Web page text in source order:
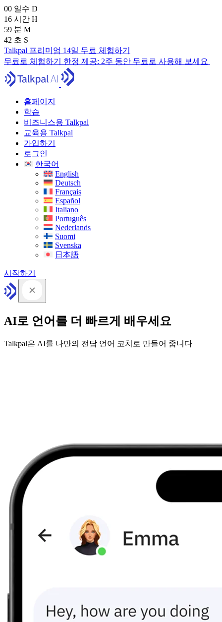
00 일수 D
16 시간 H
59 분 M
41 초 S
Talkpal 프리미엄 14일 무료 체험하기
무료로 체험하기 한정 제공: 2주 동안 무료로 사용해 보세요
홈페이지
학습
비즈니스용 Talkpal
교육용 Talkpal
가입하기
로그인
한국어
English
Deutsch
Français
Español
Italiano
Português
Nederlands
Suomi
Svenska
日本語
시작하기
AI로 언어를 더 빠르게 배우세요
Talkpal은 AI를 나만의 전담 언어 코치로 만들어 줍니다